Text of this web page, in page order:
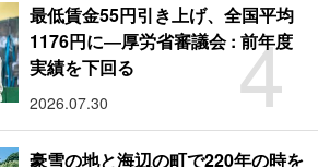
4
最低賃金55円引き上げ、全国平均
1176円に―厚労省審議会 : 前年度
実績を下回る
2026.07.30
豪雪の地と海辺の町で220年の時を